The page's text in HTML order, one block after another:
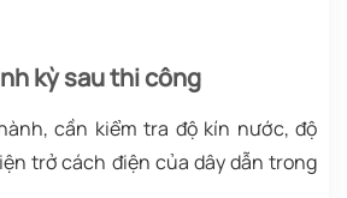
kỳ sau thi công
cần kiểm tra độ kín nước, độ
trở cách điện của dây dẫn trong